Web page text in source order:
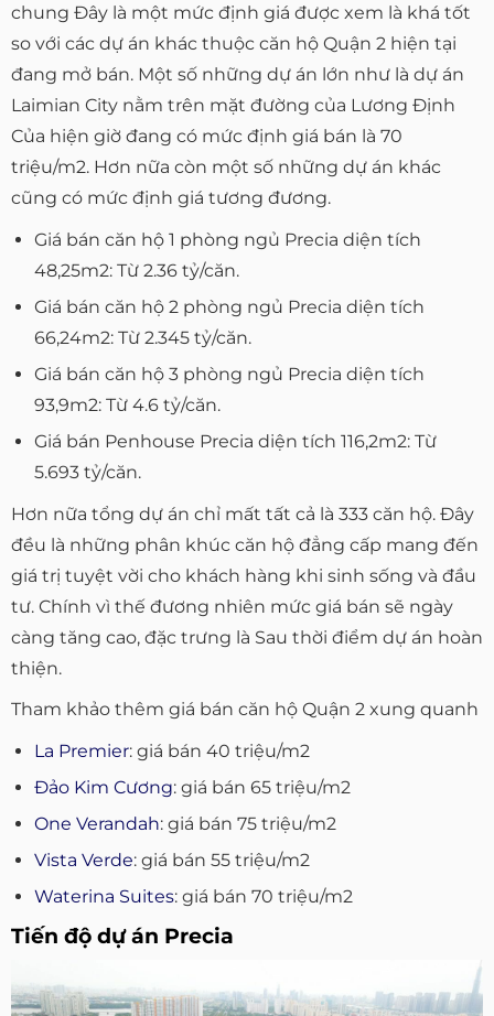
chung Đây là một mức định giá được xem là khá tốt
so với các dự án khác thuộc căn hộ Quận 2 hiện tại
đang mở bán. Một số những dự án lớn như là dự án
Laimian City nằm trên mặt đường của Lương Định
Của hiện giờ đang có mức định giá bán là 70
triệu/m2. Hơn nữa còn một số những dự án khác
cũng có mức định giá tương đương.
Giá bán căn hộ 1 phòng ngủ Precia diện tích
48,25m2: Từ 2.36 tỷ/căn.
Giá bán căn hộ 2 phòng ngủ Precia diện tích
66,24m2: Từ 2.345 tỷ/căn.
Giá bán căn hộ 3 phòng ngủ Precia diện tích
93,9m2: Từ 4.6 tỷ/căn.
Giá bán Penhouse Precia diện tích 116,2m2: Từ
5.693 tỷ/căn.
Hơn nữa tổng dự án chỉ mất tất cả là 333 căn hộ. Đây
đều là những phân khúc căn hộ đẳng cấp mang đến
giá trị tuyệt vời cho khách hàng khi sinh sống và đầu
tư. Chính vì thế đương nhiên mức giá bán sẽ ngày
càng tăng cao, đặc trưng là Sau thời điểm dự án hoàn
thiện.
Tham khảo thêm giá bán căn hộ Quận 2 xung quanh
La Premier: giá bán 40 triệu/m2
Đảo Kim Cương: giá bán 65 triệu/m2
One Verandah: giá bán 75 triệu/m2
Vista Verde: giá bán 55 triệu/m2
Waterina Suites: giá bán 70 triệu/m2
Tiến độ dự án Precia